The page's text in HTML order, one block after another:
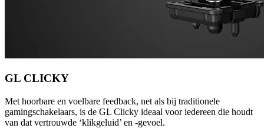
GL CLICKY
Met hoorbare en voelbare feedback, net als bij traditionele
gamingschakelaars, is de GL Clicky ideaal voor iedereen die houdt
van dat vertrouwde ‘klikgeluid’ en -gevoel.